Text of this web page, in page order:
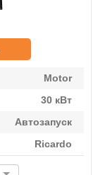
Motor
30 кВт
Автозапуск
Ricardo